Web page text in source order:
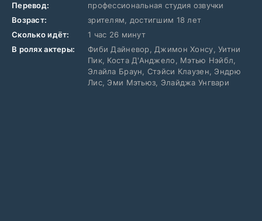
Перевод:
профессиональная студия озвучки
Возраст:
зрителям, достигшим 18 лет
Сколько идёт:
1 час 26 минут
В ролях актеры:
Фиби Дайневор, Джимон Хонсу, Уитни
Пик, Коста Д'Анджело, Мэтью Нэйбл,
Элайла Браун, Стэйси Клаузен, Эндрю
Лис, Эми Мэтьюз, Элайджа Унгвари